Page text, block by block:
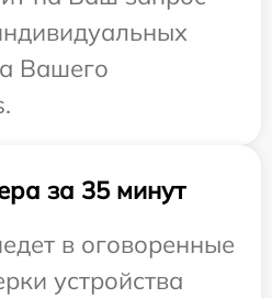
Вашего
за 35 минут
в оговоренные
устройства